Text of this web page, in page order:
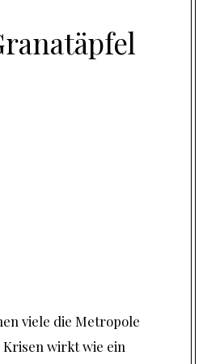
viele die Metropole
Krisen wirkt wie ein